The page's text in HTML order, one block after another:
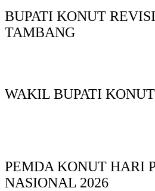
BUPATI KONUT
TAMBANG
WAKIL BUPATI
PEMDA KONUT HARI
NASIONAL 2026